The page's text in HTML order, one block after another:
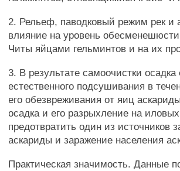
2. Рельеф, паводковый режим рек и
влияние на уровень
Читы яйцами гельминтов и на их
3. В результате самоочистки
естественного подсушивания в
его обезвреживания от яиц
осадка и его разрыхление на
предотвратить один из источников
аскариды и заражение населения
Практическая значимость. Данные